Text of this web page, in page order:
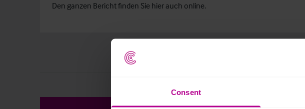
Consent
Den ganzen Bericht finden Sie hier auch online.